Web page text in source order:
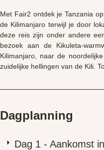
Met Fair2 ontdek je Tanzania
de Kilimanjaro terwijl je door
deze reis zijn onder andere
bezoek aan de Kikuleta-
Kilimanjaro, naar de
zuidelijke hellingen van de Kili.
Dagplanning
Dag 1 - Aankomst